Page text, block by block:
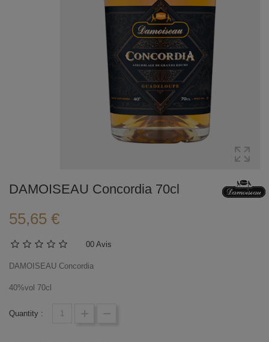
DAMOISEAU Concordia 70cl
55,65 €
00 Avis
DAMOISEAU Concordia
40%vol 70cl
Quantity :